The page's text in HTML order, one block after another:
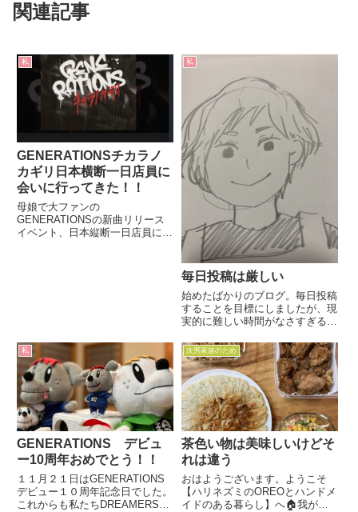
関連記事
私
GENERATIONSチカラノ
カギリ日本横断一日店員に
会いに行ってきた！！
母娘で大ファンの
GENERATIONSの新曲リリース
イベント、日本縦断一日店員に岡
私
毎日投稿は厳しい
始めたばかりのブログ。毎日投稿
することを目標にしましたが、現
実的に難しい時間がなさすぎる笑
作りの時間がなくなってしまう。
これでは本末転倒😢目標訂正
と、いうことで、毎日→２，３日
に一回に訂正しまぁす！！誰も読
んで...
私
GENERATIONS デビュ
ー10周年おめでとう！！
１１月２１日はGENERATIONS
デビュー１０周年記念日でした。
これからも私たちDREAMERSは
次男家族のため
茶色い物は美味しいけどそ
れは違う
おはようございます。ようこそ
【ハリネズミのOREOとハンドメ
イドのある暮らし】へ🏠我が子